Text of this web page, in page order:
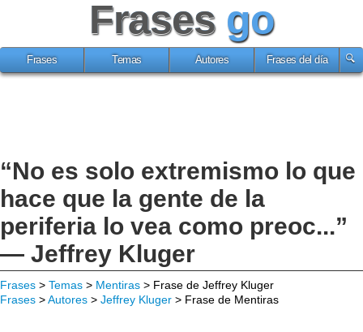
Frases go
Frases Temas Autores Frases del día
“No es solo extremismo lo que
hace que la gente de la
periferia lo vea como preoc...”
— Jeffrey Kluger
Frases > Temas > Mentiras > Frase de Jeffrey Kluger
Frases >Autores > Jeffrey Kluger > Frase de Mentiras